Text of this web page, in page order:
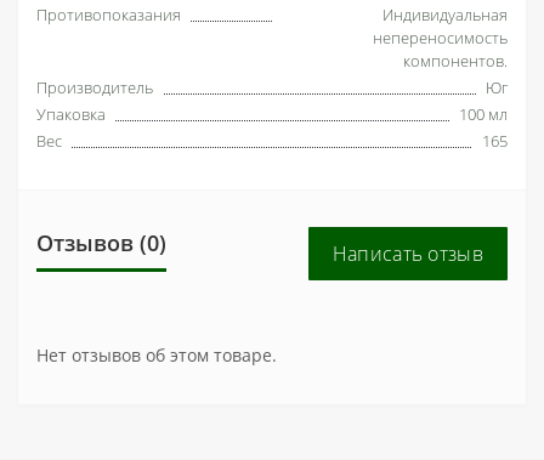
Противопоказания
Индивидуальная
непереносимость
компонентов.
Производитель
Юг
Упаковка
100 мл
Вес
165
Отзывов (0) Написать отзыв
Нет отзывов об этом товаре.